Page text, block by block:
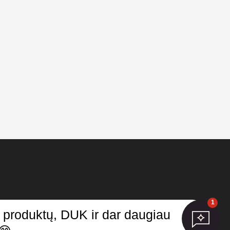
1
DUK ir dar daugiau